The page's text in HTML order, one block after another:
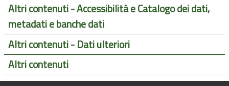
Altri contenuti - Accessibilità e Catalogo dei dati,
metadati e banche dati
Altri contenuti - Dati ulteriori
Altri contenuti